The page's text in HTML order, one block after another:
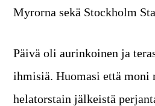
Myrorna sekä Stockholm
Päivä oli aurinkoinen ja
ihmisiä. Huomasi että moni
helatorstain jälkeistä